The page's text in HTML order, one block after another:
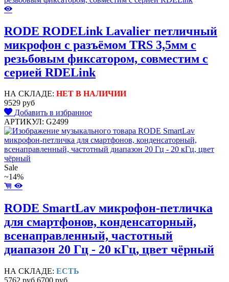
RODE RODELink Lavalier петличный
микрофон c разъёмом TRS 3,5мм с
резьбовым фиксатором, совместим с
серией RDELink
НА СКЛАДЕ: НЕТ В НАЛИЧИИ
9529 руб
Добавить в избранное
АРТИКУЛ: G2499
Sale
~14%
RODE SmartLav микрофон-петличка
для смартфонов, конденсаторный,
всенаправленный, частотный
диапазон 20 Гц - 20 кГц, цвет чёрный
НА СКЛАДЕ: ЕСТЬ